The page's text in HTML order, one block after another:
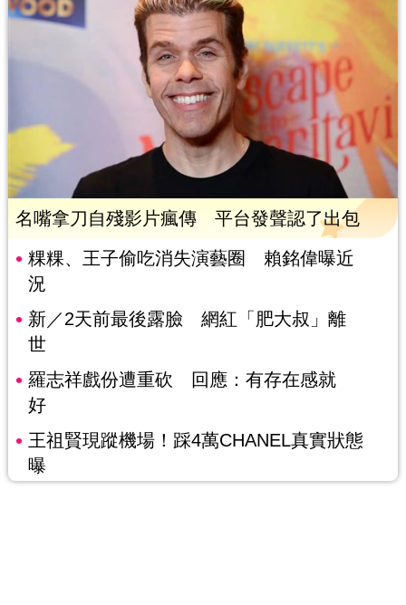
名嘴拿刀自殘影片瘋傳 平台發聲認了出包
粿粿、王子偷吃消失演藝圈 賴銘偉曝近
況
新／2天前最後露臉 網紅「肥大叔」離
世
羅志祥戲份遭重砍 回應：有存在感就
好
王祖賢現蹤機場！踩4萬CHANEL真實狀態
曝